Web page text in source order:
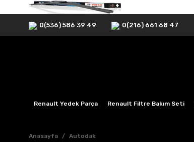
0(536) 586 39 49 0(216) 661 68 47
Renault Yedek Parça Renault Filtre Bakım Seti
Anasayfa Autodak